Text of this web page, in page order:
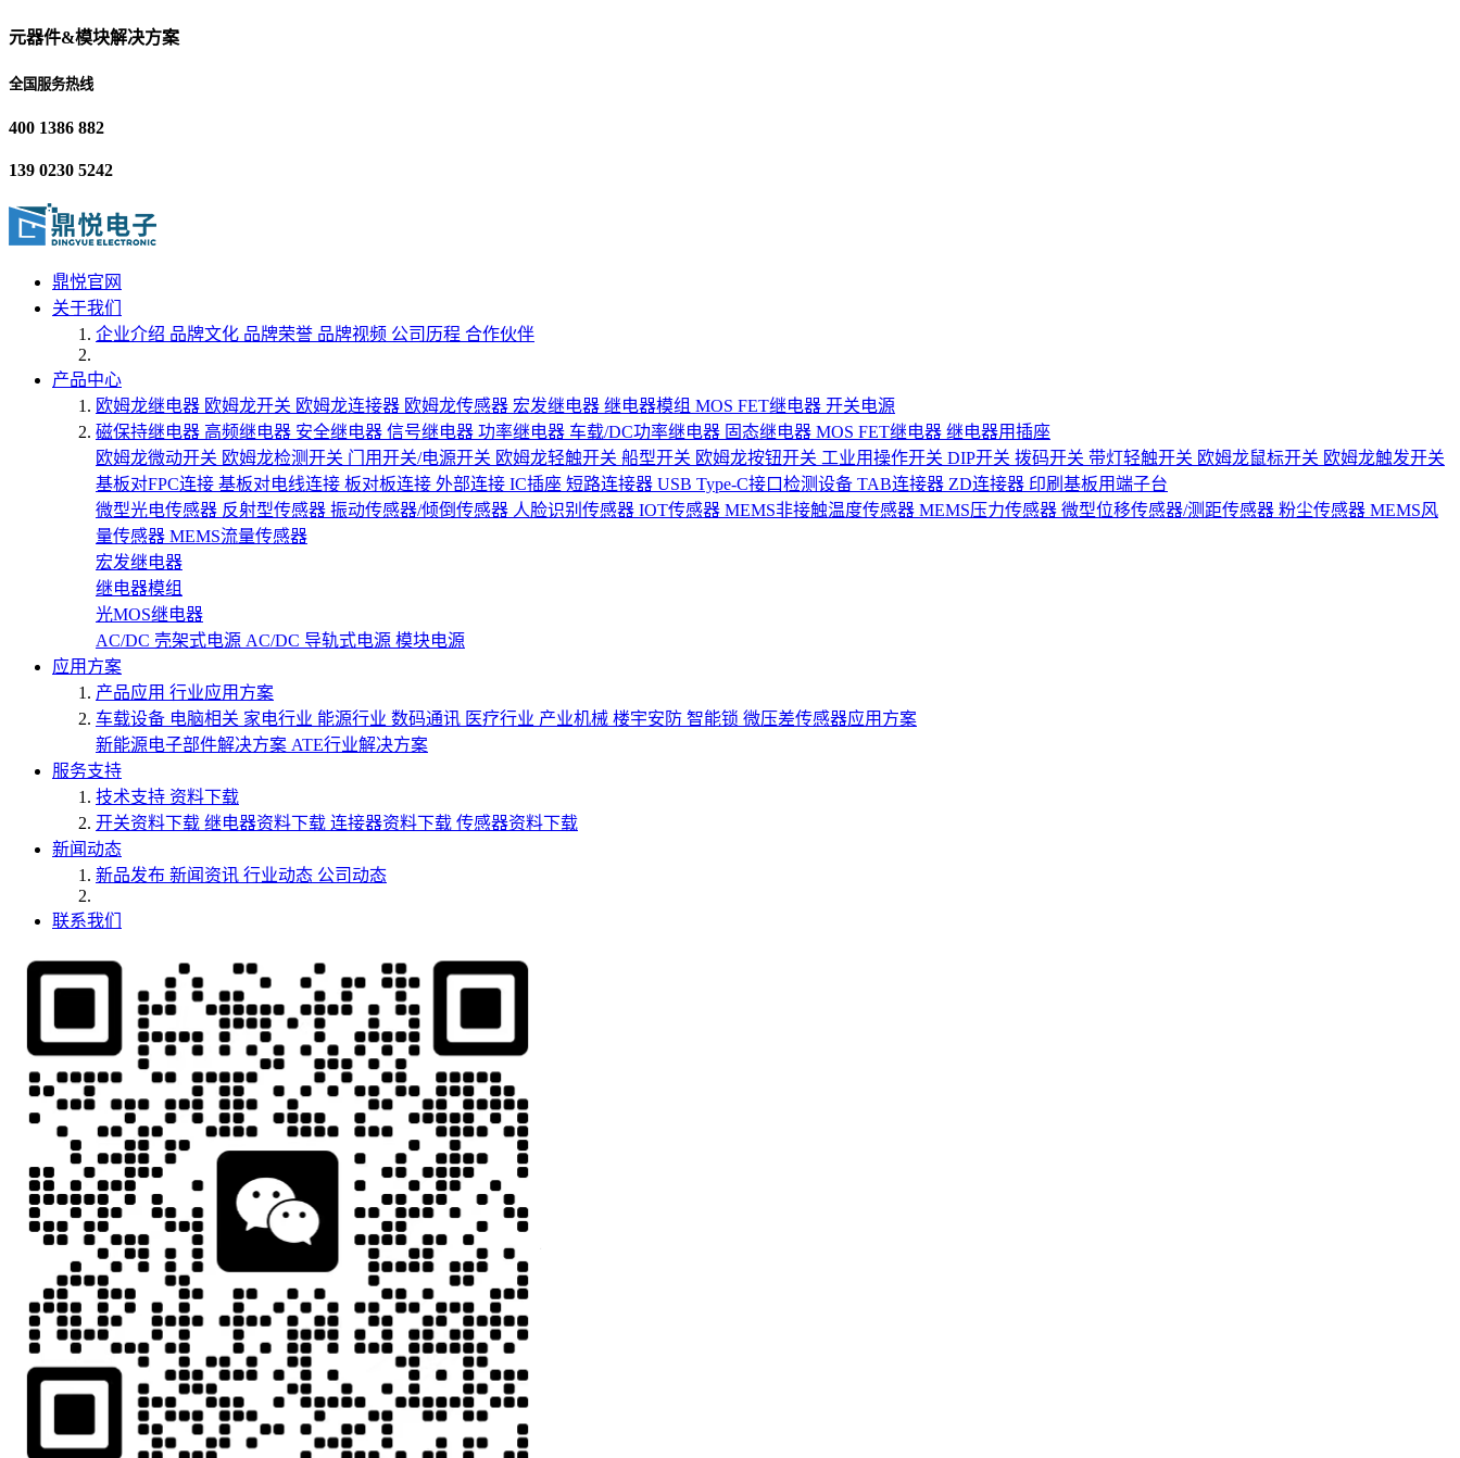
元器件&模块解决方案
全国服务热线
400 1386 882
139 0230 5242
鼎悦官网
关于我们
企业介绍 品牌文化 品牌荣誉 品牌视频 公司历程 合作伙伴
产品中心
欧姆龙继电器 欧姆龙开关 欧姆龙连接器 欧姆龙传感器 宏发继电器 继电器模组 MOS FET继电器 开关电源
磁保持继电器 高频继电器 安全继电器 信号继电器 功率继电器 车载/DC功率继电器 固态继电器 MOS FET继电器 继电器用插座
欧姆龙微动开关 欧姆龙检测开关 门用开关/电源开关 欧姆龙轻触开关 船型开关 欧姆龙按钮开关 工业用操作开关 DIP开关 拨码开关 带灯轻触开关 欧姆龙鼠标开关 欧姆龙触发开关
基板对FPC连接 基板对电线连接 板对板连接 外部连接 IC插座 短路连接器 USB Type-C接口检测设备 TAB连接器 ZD连接器 印刷基板用端子台
微型光电传感器 反射型传感器 振动传感器/倾倒传感器 人脸识别传感器 IOT传感器 MEMS非接触温度传感器 MEMS压力传感器 微型位移传感器/测距传感器 粉尘传感器 MEMS风
量传感器 MEMS流量传感器
宏发继电器
继电器模组
光MOS继电器
AC/DC 壳架式电源 AC/DC 导轨式电源 模块电源
应用方案
产品应用 行业应用方案
车载设备 电脑相关 家电行业 能源行业 数码通讯 医疗行业 产业机械 楼宇安防 智能锁 微压差传感器应用方案
新能源电子部件解决方案 ATE行业解决方案
服务支持
技术支持 资料下载
开关资料下载 继电器资料下载 连接器资料下载 传感器资料下载
新闻动态
新品发布 新闻资讯 行业动态 公司动态
联系我们